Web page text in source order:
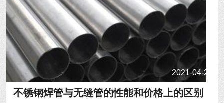
2021-04-21
不锈钢焊管与无缝管的性能和价格上的区别